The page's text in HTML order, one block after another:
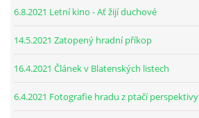
6.8.2021 Letní kino - Ať žijí duchové
14.5.2021 Zatopený hradní příkop
16.4.2021 Článek v Blatenských listech
6.4.2021 Fotografie hradu z ptačí perspektivy